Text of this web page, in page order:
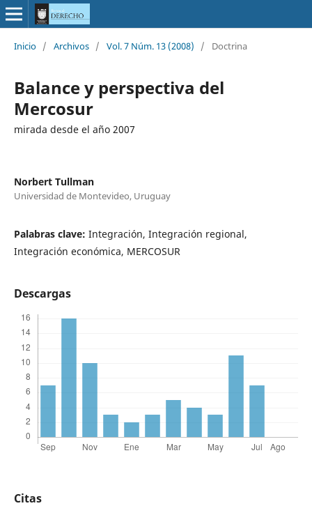
Inicio / Archivos / Vol. 7 Núm. 13 (2008) / Doctrina
Balance y perspectiva del
Mercosur
mirada desde el año 2007
Norbert Tullman
Universidad de Montevideo, Uruguay
Palabras clave: Integración, Integración regional,
Integración económica, MERCOSUR
Descargas
Citas